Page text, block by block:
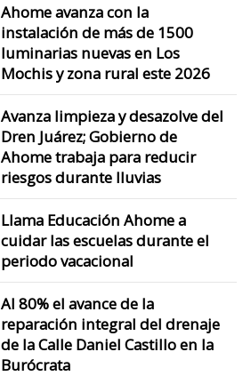
Ahome avanza con la
instalación de más de 1500
luminarias nuevas en Los
Mochis y zona rural este 2026
Avanza limpieza y desazolve del
Dren Juárez; Gobierno de
Ahome trabaja para reducir
riesgos durante lluvias
Llama Educación Ahome a
cuidar las escuelas durante el
periodo vacacional
Al 80% el avance de la
reparación integral del drenaje
de la Calle Daniel Castillo en la
Burócrata